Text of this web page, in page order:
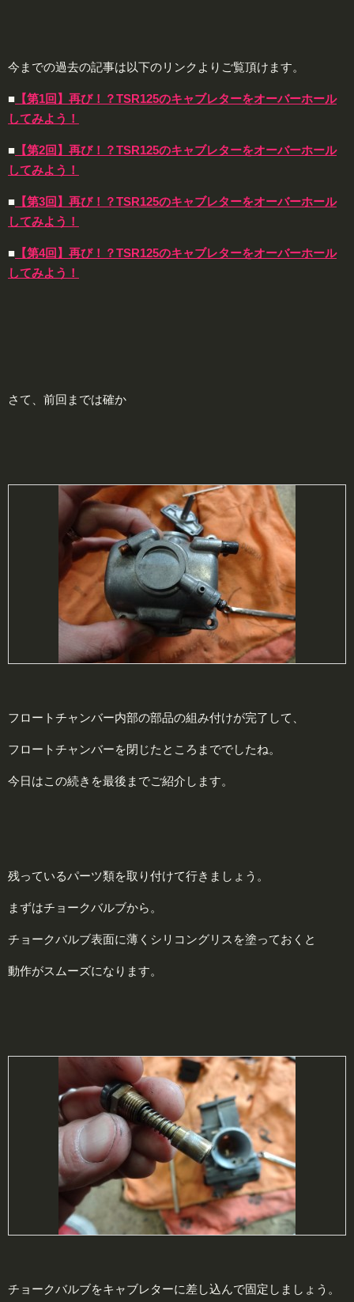
今までの過去の記事は以下のリンクよりご覧頂けます。
■ 【第1回】再び！？TSR125のキャブレターをオーバーホール
してみよう！
■ 【第2回】再び！？TSR125のキャブレターをオーバーホール
してみよう！
■ 【第3回】再び！？TSR125のキャブレターをオーバーホール
してみよう！
■ 【第4回】再び！？TSR125のキャブレターをオーバーホール
してみよう！
さて、前回までは確か
フロートチャンバー内部の部品の組み付けが完了して、
フロートチャンバーを閉じたところまででしたね。
今日はこの続きを最後までご紹介します。
残っているパーツ類を取り付けて行きましょう。
まずはチョークバルブから。
チョークバルブ表面に薄くシリコングリスを塗っておくと
動作がスムーズになります。
チョークバルブをキャブレターに差し込んで固定しましょう。